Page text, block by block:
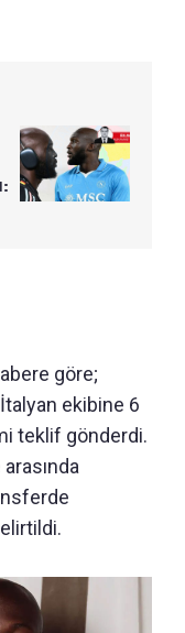
göre;
ekibine 6
teklif gönderdi.